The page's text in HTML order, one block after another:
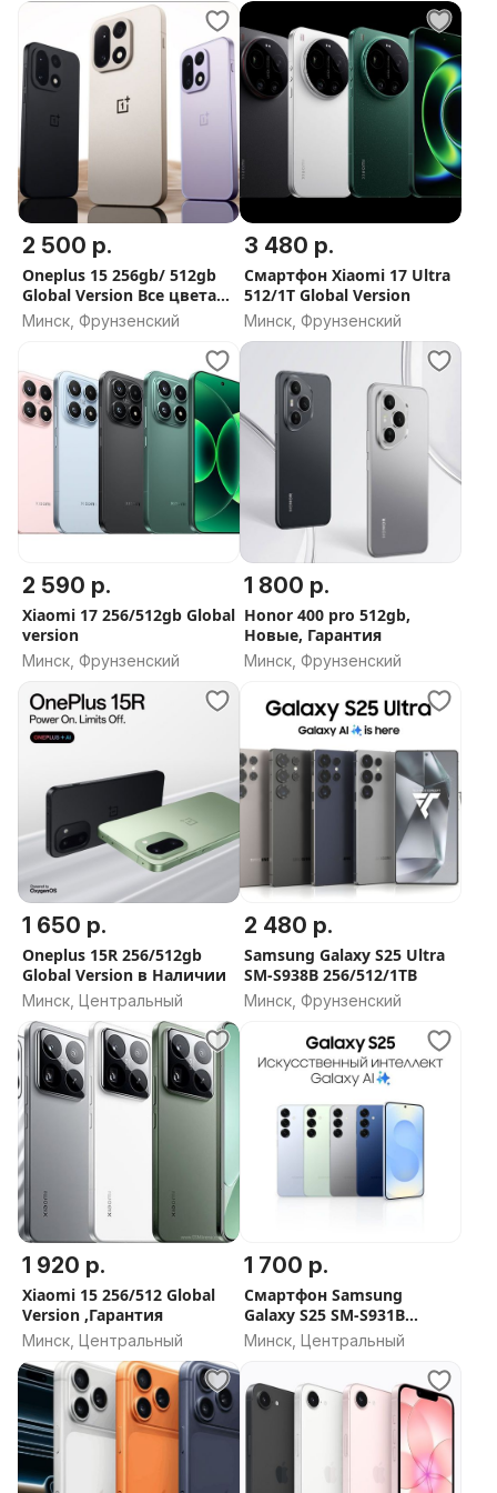
.......................................................................................
Подписывайтесь на наш Telegram канал :
@erikgsm_mobile (Gsm-Mobile)
Telegram: @GSM_Mobile8
2 500 р.
Oneplus 15 256gb/ 512gb
Global Version Все цвета
Гарантия
Минск, Фрунзенский
3 480 р.
Смартфон Xiaomi 17 Ultra
512/1T Global Version
Минск, Фрунзенский
2 590 р.
Xiaomi 17 256/512gb Global
version
Минск, Фрунзенский
1 800 р.
Honor 400 pro 512gb,
Новые, Гарантия
Минск, Фрунзенский
1 650 р.
Oneplus 15R 256/512gb
Global Version в Наличии
Минск, Центральный
2 480 р.
Samsung Galaxy S25 Ultra
SM-S938B 256/512/1TB
Минск, Фрунзенский
1 920 р.
Xiaomi 15 256/512 Global
Version ,Гарантия
Минск, Центральный
1 700 р.
Смартфон Samsung
Galaxy S25 SM-S931B
128/256/512
Минск, Центральный